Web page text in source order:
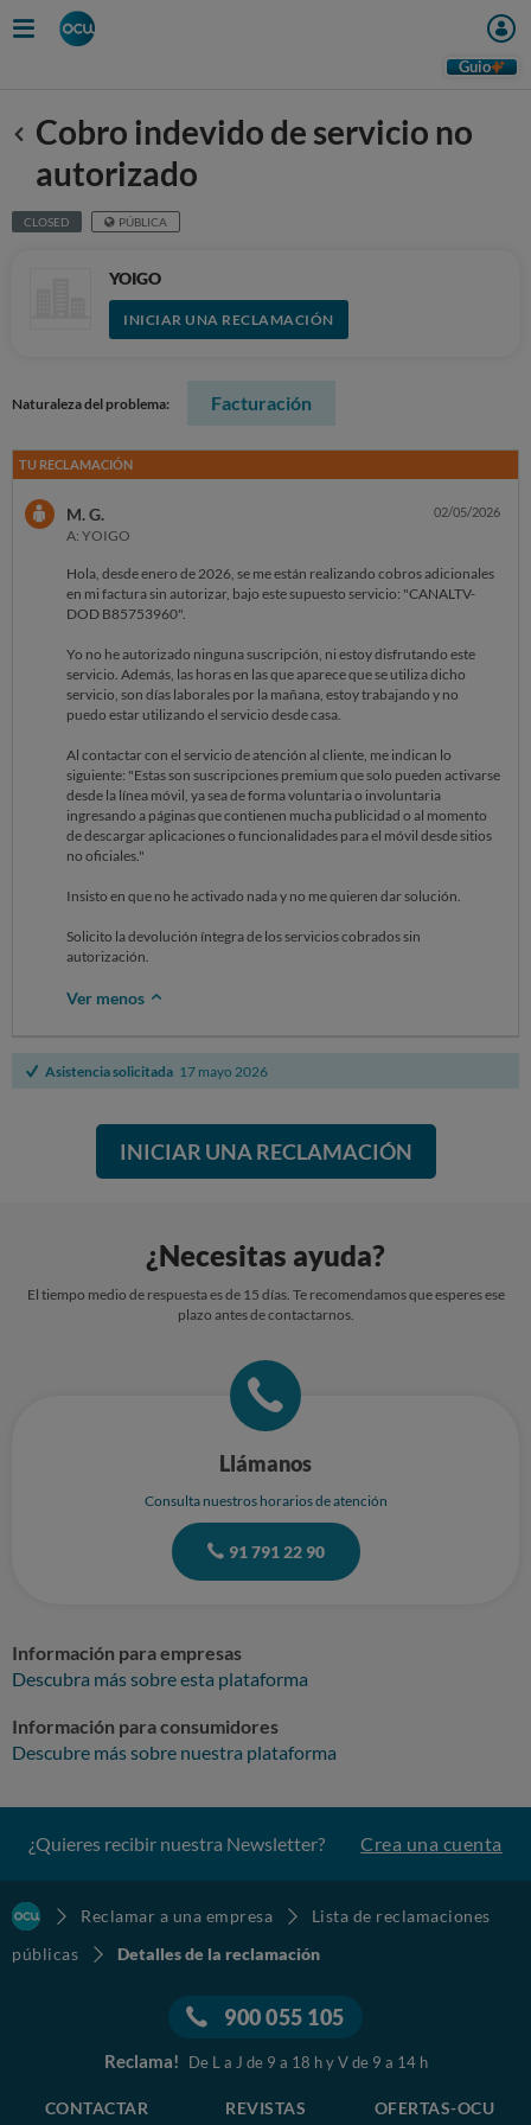
Guio
Anterior
Cobro indevido de servicio no
autorizado
CLOSED PÚBLICA
YOIGO
INICIAR UNA RECLAMACIÓN
Naturaleza del problema: Facturación
TU RECLAMACIÓN
M. G.
A: YOIGO
02/05/2026
Hola, desde enero de 2026, se me están realizando cobros adicionales
en mi factura sin autorizar, bajo este supuesto servicio: "CANALTV-
DOD B85753960".
Yo no he autorizado ninguna suscripción, ni estoy disfrutando este
servicio. Además, las horas en las que aparece que se utiliza dicho
servicio, son días laborales por la mañana, estoy trabajando y no
puedo estar utilizando el servicio desde casa.
Al contactar con el servicio de atención al cliente, me indican lo
siguiente: "Estas son suscripciones premium que solo pueden activarse
desde la línea móvil, ya sea de forma voluntaria o involuntaria
ingresando a páginas que contienen mucha publicidad o al momento
de descargar aplicaciones o funcionalidades para el móvil desde sitios
no oficiales."
Insisto en que no he activado nada y no me quieren dar solución.
Solicito la devolución íntegra de los servicios cobrados sin
autorización.
Ver menos
Asistencia solicitada 17 mayo 2026
INICIAR UNA RECLAMACIÓN
¿Necesitas ayuda?
El tiempo medio de respuesta es de 15 días. Te recomendamos que esperes ese
plazo antes de contactarnos.
Llámanos
Consulta nuestros horarios de atención
91 791 22 90
Información para empresas
Descubra más sobre esta plataforma
Información para consumidores
Descubre más sobre nuestra plataforma
¿Quieres recibir nuestra Newsletter? Crea una cuenta
Reclamar a una empresa
Lista de reclamaciones
públicas
Detalles de la reclamación
900 055 105
Reclama! De L a J de 9 a 18 h y V de 9 a 14 h
CONTACTAR REVISTAS OFERTAS-OCU